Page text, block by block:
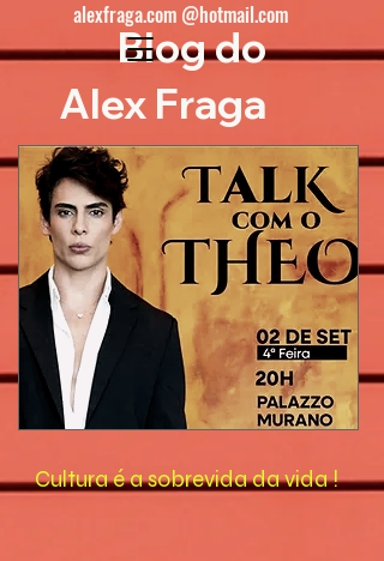
Cultura é a sobrevida da vida !
Blog do
Alex Fraga
alexfraga.com @hotmail.com